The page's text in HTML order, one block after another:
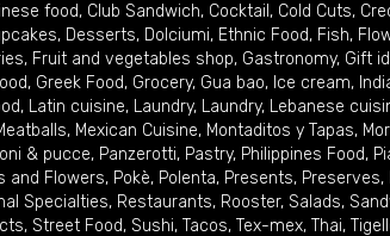
food, Club Sandwich, Cocktail , Cold Cuts,
, Desserts, Dolciumi, Ethnic Food, Fish,
, Fruit and vegetables shop, Gastronomy, Gift
, Greek Food, Grocery, Gua bao, Ice cream,
, Latin cuisine, Laundry, Laundry, Lebanese
, Mexican Cuisine, Montaditos y Tapas,
& pucce, Panzerotti, Pastry, Philippines Food,
and Flowers, Pokè, Polenta, Presents, Preserves,
Specialties, Restaurants, Rooster, Salads,
, Street Food, Sushi, Tacos, Tex-mex, Thai,